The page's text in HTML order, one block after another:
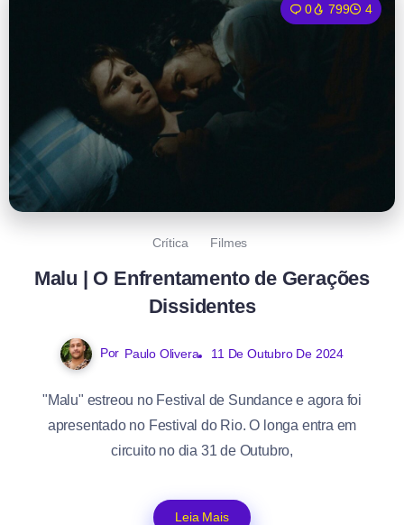
0 799 4
Crítica Filmes
Malu | O Enfrentamento de Gerações
Dissidentes
Por Paulo Olivera 11 De Outubro De 2024
"Malu" estreou no Festival de Sundance e agora foi
apresentado no Festival do Rio. O longa entra em
circuito no dia 31 de Outubro,
Leia Mais